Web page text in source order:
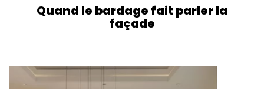
Quand le bardage fait parler la
façade